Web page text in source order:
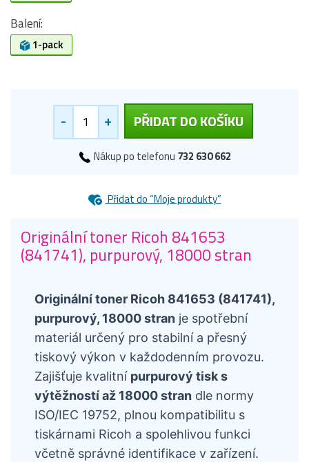
Balení:
1-pack
- + PŘIDAT DO KOŠÍKU
Nákup po telefonu 732 630 662
Přidat do “Moje produkty”
Originální toner Ricoh 841653
(841741), purpurový, 18000 stran
Originální toner Ricoh 841653 (841741),
purpurový, 18000 stran je spotřební
materiál určený pro stabilní a přesný
tiskový výkon v každodenním provozu.
Zajišťuje kvalitní purpurový tisk s
výtěžností až 18000 stran dle normy
ISO/IEC 19752, plnou kompatibilitu s
tiskárnami Ricoh a spolehlivou funkci
včetně správné identifikace v zařízení.